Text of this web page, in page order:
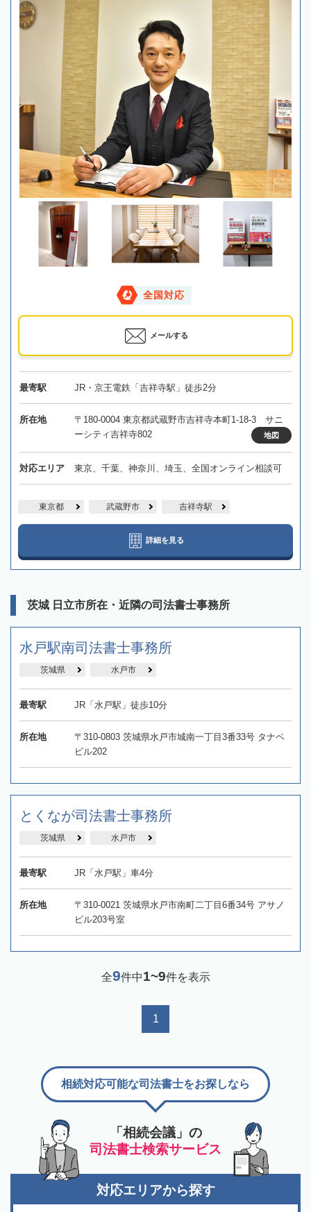
全国対応
メールする
最寄駅 JR・京王電鉄「吉祥寺駅」徒歩2分
所在地
〒180-0004 東京都武蔵野市吉祥寺本町1-18-3 サニ
ーシティ吉祥寺802
地図
対応エリア 東京、千葉、神奈川、埼玉、全国オンライン相談可
東京都 武蔵野市 吉祥寺駅
詳細を見る
茨城 日立市所在・近隣の司法書士事務所
水戸駅南司法書士事務所
茨城県 水戸市
最寄駅 JR「水戸駅」徒歩10分
所在地
〒310-0803 茨城県水戸市城南一丁目3番33号 タナベ
ビル202
とくなが司法書士事務所
茨城県 水戸市
最寄駅 JR「水戸駅」車4分
所在地
〒310-0021 茨城県水戸市南町二丁目6番34号 アサノ
ビル203号室
全9件中1~9件を表示
1
「相続会議」の
司法書士検索サービス
相続対応可能な司法書士をお探しなら
対応エリアから探す